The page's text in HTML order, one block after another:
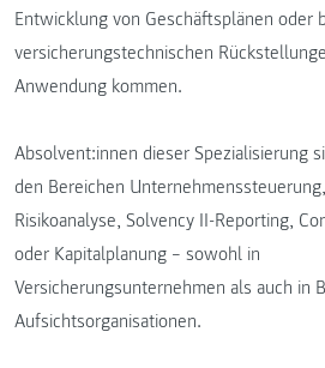
Entwicklung von Geschäftsplänen oder
versicherungstechnischen
Anwendung kommen.
Absolvent:innen dieser Spezialisierung
den Bereichen
Risikoanalyse, Solvency II-Reporting,
oder Kapitalplanung – sowohl in
Versicherungsunternehmen als auch in
Aufsichtsorganisationen.